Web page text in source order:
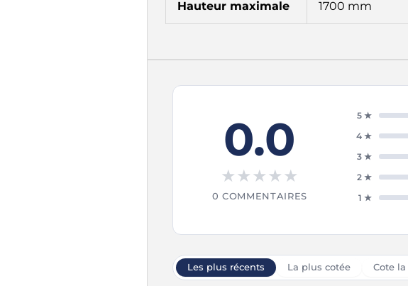
Hauteur maximale 1700 mm
0.0
★★★★★
0 COMMENTAIRES
5 ★
4 ★
3 ★
2 ★
1 ★
Les plus récents La plus cotée Cote